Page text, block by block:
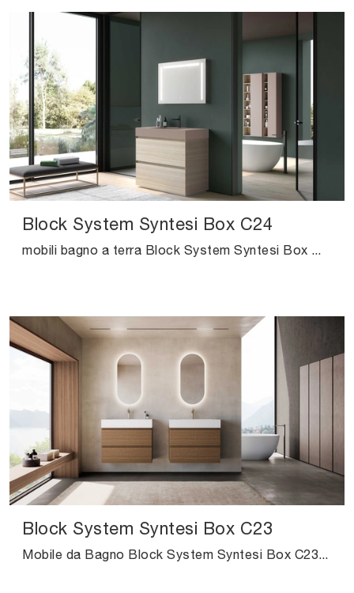
Block System Syntesi Box C24
mobili bagno a terra Block System Syntesi Box C24 di Baxar: scopri l'Arredo Bagno in melaminico moderno e arreda il bagno di casa.
Block System Syntesi Box C23